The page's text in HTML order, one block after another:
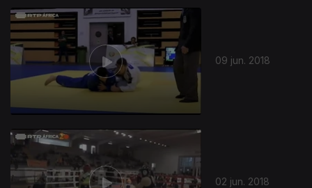
09 jun. 2018
02 jun. 2018